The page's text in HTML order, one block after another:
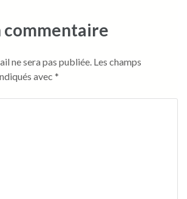
commentaire
ne sera pas publiée. Les champs
avec *